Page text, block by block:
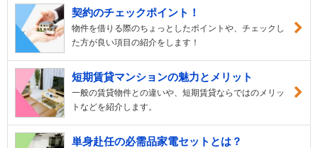
契約のチェックポイント！
物件を借りる際のちょっとしたポイントや、チェックし
た方が良い項目の紹介をします！
短期賃貸マンションの魅力とメリット
一般の賃貸物件との違いや、短期賃貸ならではのメリッ
トなどを紹介します。
単身赴任の必需品家電セットとは？